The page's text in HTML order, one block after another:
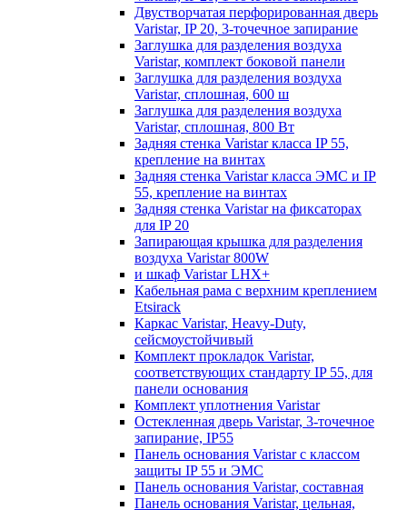
Двустворчатая перфорированная дверь
Varistar, IP 20, 3-точечное запирание
Заглушка для разделения воздуха
Varistar, комплект боковой панели
Заглушка для разделения воздуха
Varistar, сплошная, 600 ш
Заглушка для разделения воздуха
Varistar, сплошная, 800 Вт
Задняя стенка Varistar класса IP 55,
крепление на винтах
Задняя стенка Varistar класса ЭМС и IP
55, крепление на винтах
Задняя стенка Varistar на фиксаторах
для IP 20
Запирающая крышка для разделения
воздуха Varistar 800W
и шкаф Varistar LHX+
Кабельная рама с верхним креплением
Etsirack
Каркас Varistar, Heavy-Duty,
сейсмоустойчивый
Комплект прокладок Varistar,
соответствующих стандарту IP 55, для
панели основания
Комплект уплотнения Varistar
Остекленная дверь Varistar, 3-точечное
запирание, IP55
Панель основания Varistar с классом
защиты IP 55 и ЭМС
Панель основания Varistar, составная
Панель основания Varistar, цельная,